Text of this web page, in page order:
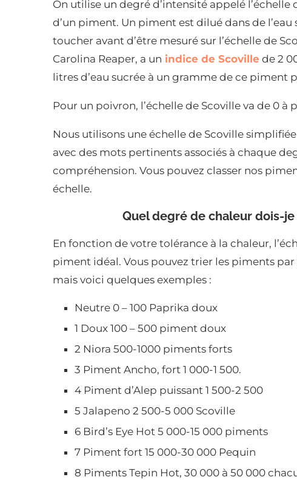
On utilise un degré d’intensité appelé
d’un piment. Un piment est dilué dans de l’eau
toucher avant d’être mesuré sur l’échelle de
Carolina Reaper, a un indice de Scoville de 2
litres d’eau sucrée à un gramme de ce piment
Pour un poivron, l’échelle de Scoville va de 0 à
Nous utilisons une échelle de Scoville
avec des mots pertinents associés à chaque
compréhension. Vous pouvez classer nos
échelle.
Quel degré de chaleur dois-
En fonction de votre tolérance à la chaleur,
piment idéal. Vous pouvez trier les piments
mais voici quelques exemples :
Neutre 0 – 100 Paprika doux
1 Doux 100 – 500 piment doux
2 Niora 500-1000 piments forts
3 Piment Ancho, fort 1 000-1 500.
4 Piment d’Alep puissant 1 500-2 500
5 Jalapeno 2 500-5 000 Scoville
6 Bird’s Eye Hot 5 000-15 000 piments
7 Piment fort 15 000-30 000 Pequin
8 Piments Tepin Hot, 30 000 à 50 000